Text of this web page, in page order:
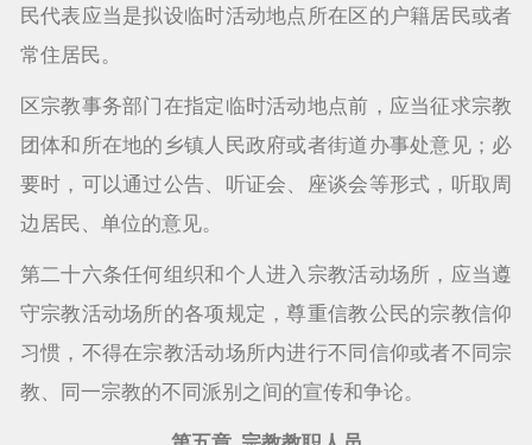
民代表应当是拟设临时活动地点所在区的户籍居民或者
常住居民。
区宗教事务部门在指定临时活动地点前，应当征求宗教
团体和所在地的乡镇人民政府或者街道办事处意见；必
要时，可以通过公告、听证会、座谈会等形式，听取周
边居民、单位的意见。
第二十六条任何组织和个人进入宗教活动场所，应当遵
守宗教活动场所的各项规定，尊重信教公民的宗教信仰
习惯，不得在宗教活动场所内进行不同信仰或者不同宗
教、同一宗教的不同派别之间的宣传和争论。